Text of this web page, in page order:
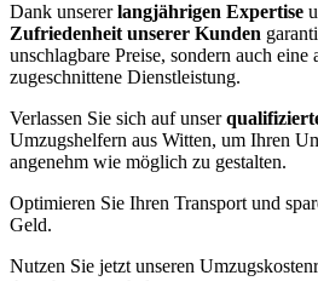
Dank unsererlangjährigen Expertise
Zufriedenheit unserer Kunden
unschlagbare Preise, sondern auch
zugeschnittene Dienstleistung.
Verlassen Sie sich auf unser
Umzugshelfern aus Witten, um Ihren
angenehm wie möglich zu gestalten.
Optimieren Sie Ihren Transport und
Geld.
Nutzen Sie jetzt unseren